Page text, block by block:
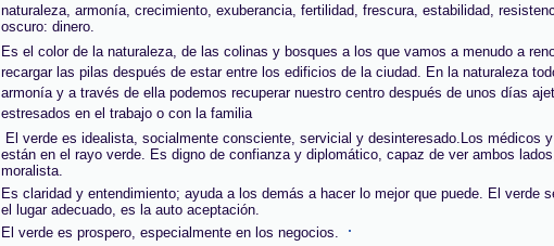
naturaleza, armonía, crecimiento, exuberancia, fertilidad, frescura, estabilidad,
oscuro: dinero.
Es el color de la naturaleza, de las colinas y bosques a los que vamos a menudo a
recargar las pilas después de estar entre los edificios de la ciudad. En la naturaleza
armonía y a través de ella podemos recuperar nuestro centro después de unos días
estresados en el trabajo o con la familia
El verde es idealista, socialmente consciente, servicial y desinteresado.Los médicos
están en el rayo verde. Es digno de confianza y diplomático, capaz de ver ambos
moralista.
Es claridad y entendimiento; ayuda a los demás a hacer lo mejor que puede. El verde
el lugar adecuado, es la auto aceptación.
El verde es prospero, especialmente en los negocios.